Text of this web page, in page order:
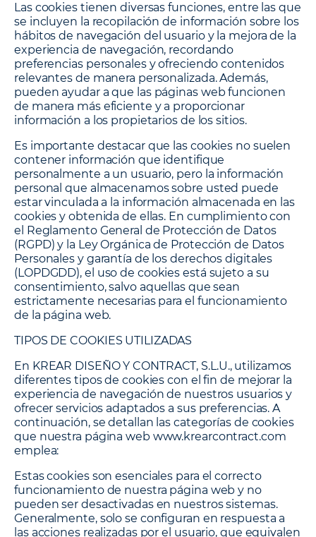
Las cookies tienen diversas funciones, entre las que
se incluyen la recopilación de información sobre los
hábitos de navegación del usuario y la mejora de la
experiencia de navegación, recordando
preferencias personales y ofreciendo contenidos
relevantes de manera personalizada. Además,
pueden ayudar a que las páginas web funcionen
de manera más eficiente y a proporcionar
información a los propietarios de los sitios.
Es importante destacar que las cookies no suelen
contener información que identifique
personalmente a un usuario, pero la información
personal que almacenamos sobre usted puede
estar vinculada a la información almacenada en las
cookies y obtenida de ellas. En cumplimiento con
el Reglamento General de Protección de Datos
(RGPD) y la Ley Orgánica de Protección de Datos
Personales y garantía de los derechos digitales
(LOPDGDD), el uso de cookies está sujeto a su
consentimiento, salvo aquellas que sean
estrictamente necesarias para el funcionamiento
de la página web.
TIPOS DE COOKIES UTILIZADAS
En KREAR DISEÑO Y CONTRACT, S.L.U., utilizamos
diferentes tipos de cookies con el fin de mejorar la
experiencia de navegación de nuestros usuarios y
ofrecer servicios adaptados a sus preferencias. A
continuación, se detallan las categorías de cookies
que nuestra página web www.krearcontract.com
emplea:
Estas cookies son esenciales para el correcto
funcionamiento de nuestra página web y no
pueden ser desactivadas en nuestros sistemas.
Generalmente, solo se configuran en respuesta a
las acciones realizadas por el usuario, que equivalen